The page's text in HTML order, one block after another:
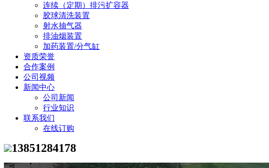
连续（定期）排污扩容器
胶球清洗装置
射水抽气器
排油烟装置
加药装置/分气缸
资质荣誉
合作案例
公司视频
新闻中心
公司新闻
行业知识
联系我们
在线订购
13851284178